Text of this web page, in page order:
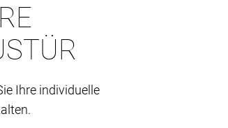
Ihre individuelle